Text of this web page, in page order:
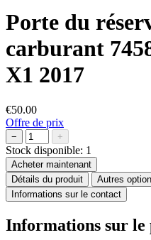
Porte du
carburant
X1 2017
€50.00
Offre de prix
− +
Stock disponible: 1
Acheter maintenant
Détails du produit
Autres
Informations sur le contact
Informations sur